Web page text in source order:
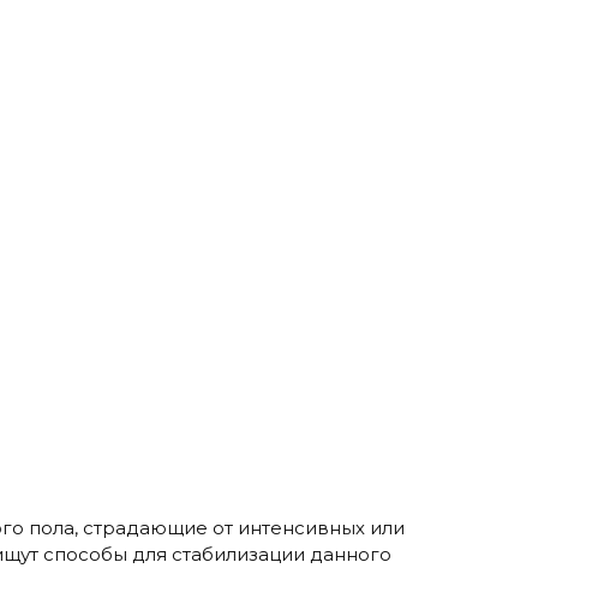
пола, страдающие от интенсивных или
способы для стабилизации данного